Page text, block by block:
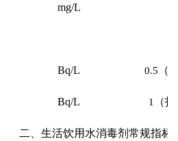
mg/L
Bq/L 0.5 （
Bq/L 1 （
二、生活饮用水消毒剂常规指标